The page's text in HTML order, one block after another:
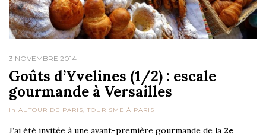
3 NOVEMBRE 2014
Goûts d’Yvelines (1/2) : escale
gourmande à Versailles
In AUTOUR DE PARIS, TOURISME À PARIS
J’ai été invitée à une avant-première gourmande de la 2e